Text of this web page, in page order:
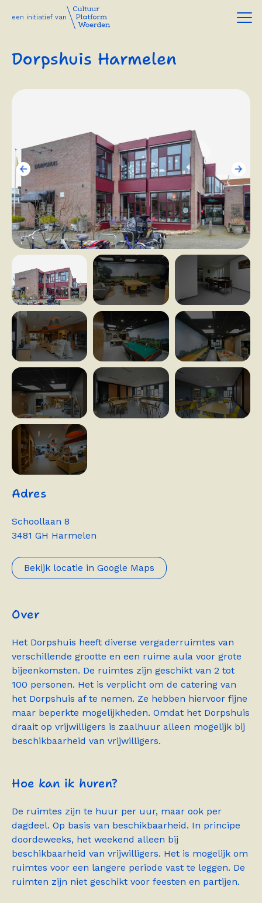
een initiatief van
Dorpshuis Harmelen
Adres
Schoollaan 8
3481 GH Harmelen
Bekijk locatie in Google Maps
Over
Het Dorpshuis heeft diverse vergaderruimtes van
verschillende grootte en een ruime aula voor grote
bijeenkomsten. De ruimtes zijn geschikt van 2 tot
100 personen. Het is verplicht om de catering van
het Dorpshuis af te nemen. Ze hebben hiervoor fijne
maar beperkte mogelijkheden. Omdat het Dorpshuis
draait op vrijwilligers is zaalhuur alleen mogelijk bij
beschikbaarheid van vrijwilligers.
Hoe kan ik huren?
De ruimtes zijn te huur per uur, maar ook per
dagdeel. Op basis van beschikbaarheid. In principe
doordeweeks, het weekend alleen bij
beschikbaarheid van vrijwilligers. Het is mogelijk om
ruimtes voor een langere periode vast te leggen. De
ruimten zijn niet geschikt voor feesten en partijen.